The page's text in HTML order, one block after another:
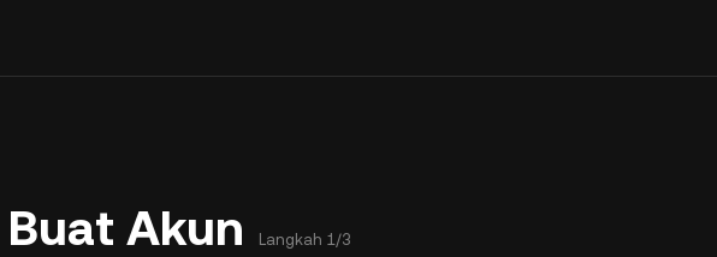
Buat Akun Langkah 1/3